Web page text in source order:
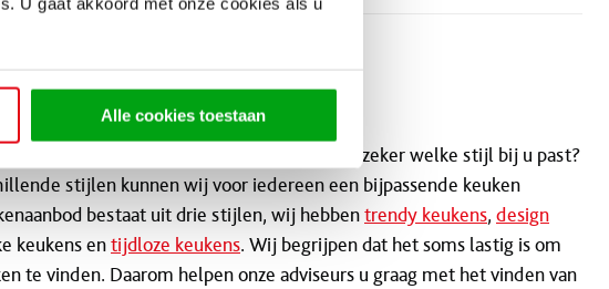
U gaat akkoord met onze cookies als u
Alle cookies toestaan
een nieuwe keuken maar weet u nog niet zeker welke stijl bij u past?
stijlen kunnen wij voor iedereen een bijpassende keuken
bestaat uit drie stijlen, wij hebbentrendy keukens, design
keukens entijdloze keukens. Wij begrijpen dat het soms lastig is om
te vinden. Daarom helpen onze adviseurs u graag met het vinden van